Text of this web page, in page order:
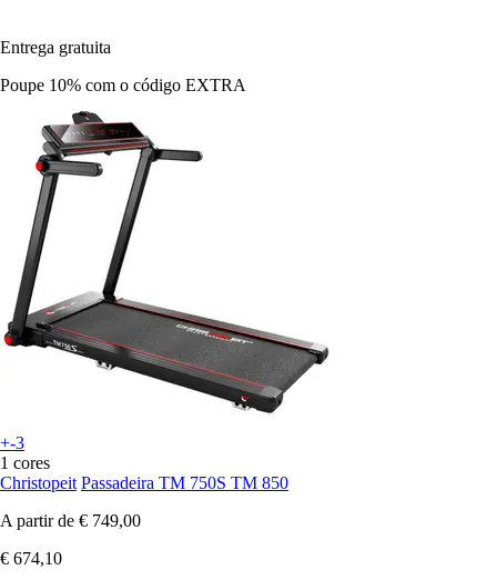
Entrega gratuita
Poupe 10% com o código EXTRA
+-3
1 cores
Christopeit Passadeira TM 750S TM 850
A partir de € 749,00
€ 674,10